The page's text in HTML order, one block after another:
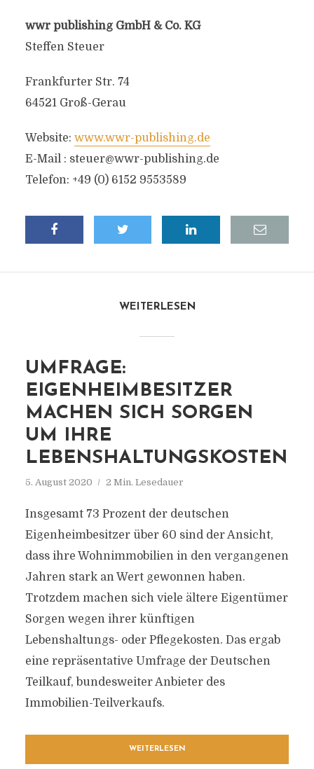
wwr publishing GmbH & Co. KG
Steffen Steuer
Frankfurter Str. 74
64521 Groß-Gerau
Website: www.wwr-publishing.de
E-Mail : steuer@wwr-publishing.de
Telefon: +49 (0) 6152 9553589
WEITERLESEN
UMFRAGE:
EIGENHEIMBESITZER
MACHEN SICH SORGEN
UM IHRE
LEBENSHALTUNGSKOSTEN
5. August 2020 2 Min. Lesedauer
Insgesamt 73 Prozent der deutschen
Eigenheimbesitzer über 60 sind der Ansicht,
dass ihre Wohnimmobilien in den vergangenen
Jahren stark an Wert gewonnen haben.
Trotzdem machen sich viele ältere Eigentümer
Sorgen wegen ihrer künftigen
Lebenshaltungs- oder Pflegekosten. Das ergab
eine repräsentative Umfrage der Deutschen
Teilkauf, bundesweiter Anbieter des
Immobilien-Teilverkaufs.
WEITERLESEN